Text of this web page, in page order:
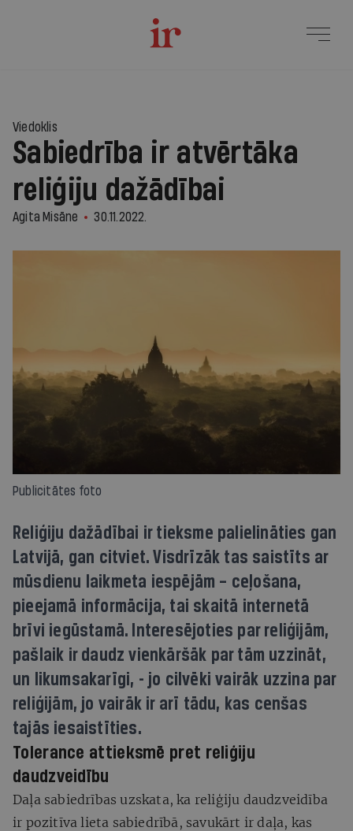
Viedoklis
Sabiedrība ir atvērtāka
reliģiju dažādībai
Agita Misāne 30.11.2022.
Publicitātes foto
Reliģiju dažādībai ir tieksme palielināties gan
Latvijā, gan citviet. Visdrīzāk tas saistīts ar
mūsdienu laikmeta iespējām – ceļošana,
pieejamā informācija, tai skaitā internetā
brīvi iegūstamā. Interesējoties par reliģijām,
pašlaik ir daudz vienkāršāk par tām uzzināt,
un likumsakarīgi, - jo cilvēki vairāk uzzina par
reliģijām, jo vairāk ir arī tādu, kas cenšas
tajās iesaistīties.
Tolerance attieksmē pret reliģiju
daudzveidību
Daļa sabiedrības uzskata, ka reliģiju daudzveidība
ir pozitīva lieta sabiedrībā, savukārt ir daļa, kas